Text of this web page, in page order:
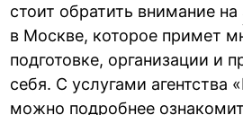
стоит обратить внимание на
в Москве, которое примет
подготовке, организации и
себя. С услугами агентства
можно подробнее